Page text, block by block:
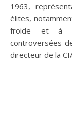
1963,
élites,
froide et à
controversées
directeur de la